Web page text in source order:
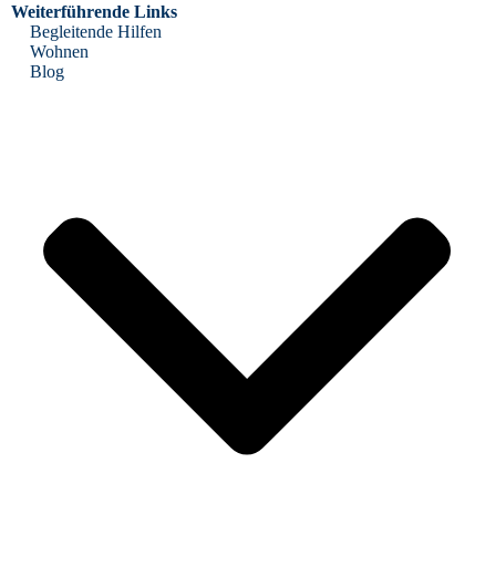
Weiterführende Links
Begleitende Hilfen
Wohnen
Blog